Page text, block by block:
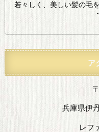
若々しく、美しい髪の毛
ア
兵庫県伊
レフ